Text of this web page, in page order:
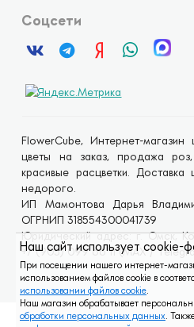
Наш сайт использует cookie-
При посещении нашего интернет-
использованием файлов cookie в
использовании файлов cookie.
Наш магазин обрабатывает
обработки персональных данных.
Соцсети
FlowerCube, Интернет-
цветы на заказ, продажа роз,
красивые расцветки.
недорого.
ИП Мамонтова Дарья
ОГРНИП 318554300041739
Юридический адрес: г. Омск,
+7 (905) 099 66 11 (MAX /